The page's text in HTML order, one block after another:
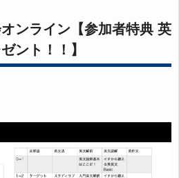
ンライン【参加者特典 英
ント！！】